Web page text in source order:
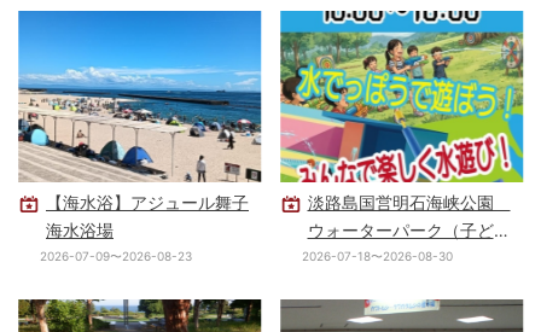
【海水浴】アジュール舞子
海水浴場
2026-07-09〜2026-08-23
淡路島国営明石海峡公園
ウォーターパーク（子ども
の水遊び場）
2026-07-18〜2026-08-30